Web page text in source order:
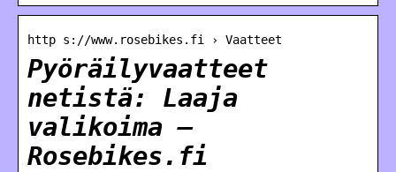
http s://www.rosebikes.fi › Vaatteet
Pyöräilyvaatteet
netistä: Laaja
valikoima –
Rosebikes.fi